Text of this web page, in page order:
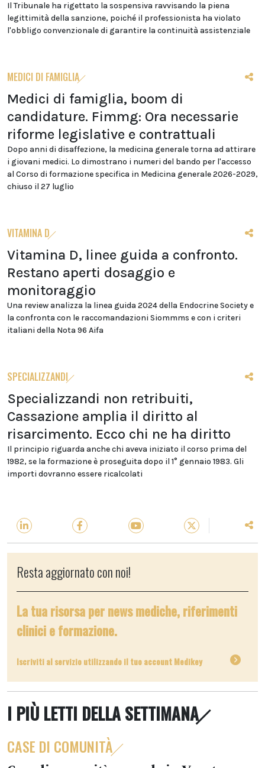
Il Tribunale ha rigettato la sospensiva ravvisando la piena
legittimità della sanzione, poiché il professionista ha violato
l'obbligo convenzionale di garantire la continuità assistenziale
MEDICI DI FAMIGLIA
Medici di famiglia, boom di
candidature. Fimmg: Ora necessarie
riforme legislative e contrattuali
Dopo anni di disaffezione, la medicina generale torna ad attirare
i giovani medici. Lo dimostrano i numeri del bando per l'accesso
al Corso di formazione specifica in Medicina generale 2026-2029,
chiuso il 27 luglio
VITAMINA D
Vitamina D, linee guida a confronto.
Restano aperti dosaggio e
monitoraggio
Una review analizza la linea guida 2024 della Endocrine Society e
la confronta con le raccomandazioni Siommms e con i criteri
italiani della Nota 96 Aifa
SPECIALIZZANDI
Specializzandi non retribuiti,
Cassazione amplia il diritto al
risarcimento. Ecco chi ne ha diritto
Il principio riguarda anche chi aveva iniziato il corso prima del
1982, se la formazione è proseguita dopo il 1° gennaio 1983. Gli
importi dovranno essere ricalcolati
Resta aggiornato con noi!
La tua risorsa per news mediche, riferimenti
clinici e formazione.
Iscriviti al servizio utilizzando il tuo account Medikey
I PIÙ LETTI DELLA SETTIMANA
CASE DI COMUNITÀ